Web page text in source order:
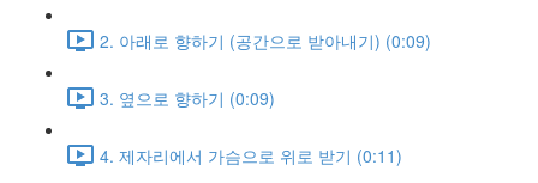
2. 아래로 향하기 (공간으로 받아내기) (0:09)
3. 옆으로 향하기 (0:09)
4. 제자리에서 가슴으로 위로 받기 (0:11)